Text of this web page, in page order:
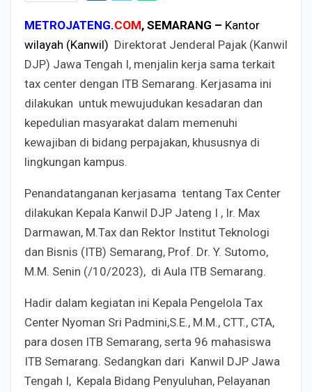
METROJATENG.COM, SEMARANG – Kantor
wilayah (Kanwil) Direktorat Jenderal Pajak (Kanwil
DJP) Jawa Tengah I, menjalin kerja sama terkait
tax center dengan ITB Semarang. Kerjasama ini
dilakukan untuk mewujudukan kesadaran dan
kepedulian masyarakat dalam memenuhi
kewajiban di bidang perpajakan, khususnya di
lingkungan kampus.
Penandatanganan kerjasama tentang Tax Center
dilakukan Kepala Kanwil DJP Jateng I , Ir. Max
Darmawan, M.Tax dan Rektor Institut Teknologi
dan Bisnis (ITB) Semarang, Prof. Dr. Y. Sutomo,
M.M. Senin (/10/2023), di Aula ITB Semarang.
Hadir dalam kegiatan ini Kepala Pengelola Tax
Center Nyoman Sri Padmini,S.E., M.M., CTT., CTA,
para dosen ITB Semarang, serta 96 mahasiswa
ITB Semarang. Sedangkan dari Kanwil DJP Jawa
Tengah I, Kepala Bidang Penyuluhan, Pelayanan